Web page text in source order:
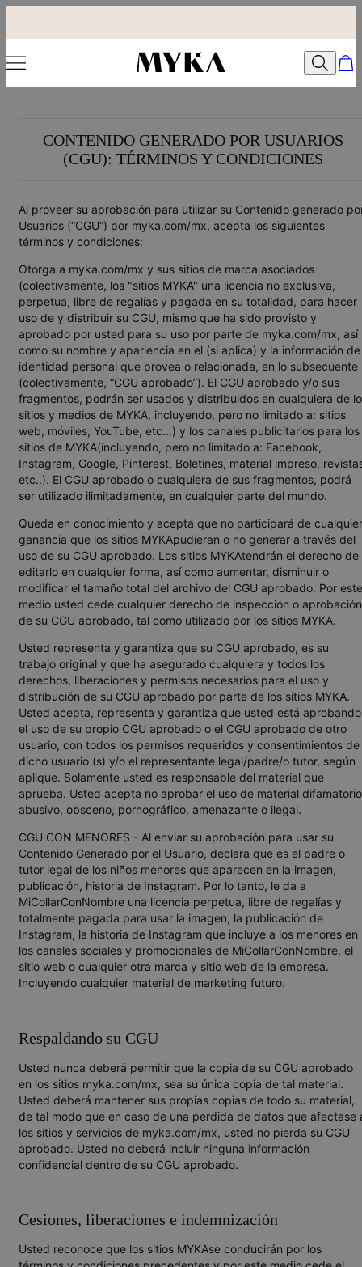
CONTENIDO GENERADO POR USUARIOS
(CGU): TÉRMINOS Y CONDICIONES
Al proveer su aprobación para utilizar su Contenido generado
Usuarios (“CGU”) por myka.com/mx, acepta los siguientes
términos y condiciones:
Otorga a myka.com/mx y sus sitios de marca asociados
(colectivamente, los "sitios MYKA" una licencia no exclusiva,
perpetua, libre de regalías y pagada en su totalidad, para hacer
uso de y distribuir su CGU, mismo que ha sido provisto y
aprobado por usted para su uso por parte de myka.com/mx, así
como su nombre y apariencia en el (si aplica) y la información de
identidad personal que provea o relacionada, en lo subsecuente
(colectivamente, “CGU aprobado”). El CGU aprobado y/o sus
fragmentos, podrán ser usados y distribuidos en cualquiera de
sitios y medios de MYKA, incluyendo, pero no limitado a: sitios
web, móviles, YouTube, etc…) y los canales publicitarios para los
sitios de MYKA(incluyendo, pero no limitado a: Facebook,
Instagram, Google, Pinterest, Boletines, material impreso,
etc..). El CGU aprobado o cualquiera de sus fragmentos, podrá
ser utilizado ilimitadamente, en cualquier parte del mundo.
Queda en conocimiento y acepta que no participará de cualquier
ganancia que los sitios MYKApudieran o no generar a través del
uso de su CGU aprobado. Los sitios MYKAtendrán el derecho de
editarlo en cualquier forma, así como aumentar, disminuir o
modificar el tamaño total del archivo del CGU aprobado. Por este
medio usted cede cualquier derecho de inspección o aprobación
de su CGU aprobado, tal como utilizado por los sitios MYKA.
Usted representa y garantiza que su CGU aprobado, es su
trabajo original y que ha asegurado cualquiera y todos los
derechos, liberaciones y permisos necesarios para el uso y
distribución de su CGU aprobado por parte de los sitios MYKA.
Usted acepta, representa y garantiza que usted está aprobando
el uso de su propio CGU aprobado o el CGU aprobado de otro
usuario, con todos los permisos requeridos y consentimientos de
dicho usuario (s) y/o el representante legal/padre/o tutor, según
aplique. Solamente usted es responsable del material que
aprueba. Usted acepta no aprobar el uso de material
abusivo, obsceno, pornográfico, amenazante o ilegal.
CGU CON MENORES - Al enviar su aprobación para usar su
Contenido Generado por el Usuario, declara que es el padre o
tutor legal de los niños menores que aparecen en la imagen,
publicación, historia de Instagram. Por lo tanto, le da a
MiCollarConNombre una licencia perpetua, libre de regalías y
totalmente pagada para usar la imagen, la publicación de
Instagram, la historia de Instagram que incluye a los menores en
los canales sociales y promocionales de MiCollarConNombre, el
sitio web o cualquier otra marca y sitio web de la empresa.
Incluyendo cualquier material de marketing futuro.
Respaldando su CGU
Usted nunca deberá permitir que la copia de su CGU aprobado
en los sitios myka.com/mx, sea su única copia de tal material.
Usted deberá mantener sus propias copias de todo su material,
de tal modo que en caso de una perdida de datos que afectase
los sitios y servicios de myka.com/mx, usted no pierda su CGU
aprobado. Usted no deberá incluir ninguna información
confidencial dentro de su CGU aprobado.
Cesiones, liberaciones e indemnización
Usted reconoce que los sitios MYKAse conducirán por los